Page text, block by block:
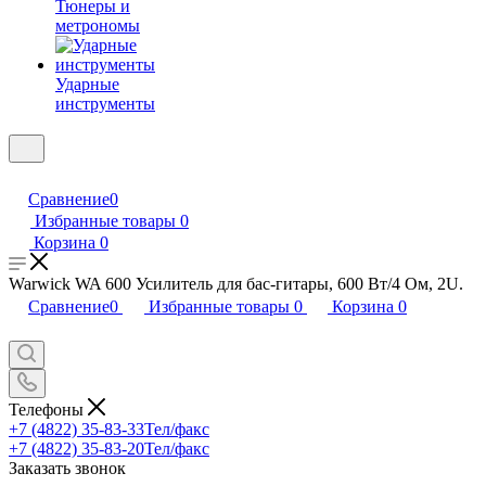
Тюнеры и
метрономы
Ударные
инструменты
Сравнение0
Избранные товары 0
Корзина 0
Warwick WA 600 Усилитель для бас-гитары, 600 Вт/4 Ом, 2U.
Сравнение0 Избранные товары 0 Корзина 0
Телефоны
+7 (4822) 35-83-33Тел/факс
+7 (4822) 35-83-20Тел/факс
Заказать звонок